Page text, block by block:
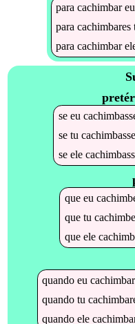
paracachimbareu
paracachimbares
paracachimbar
se eu
se tu
se ele
que eu
que tu
que ele
quandoeucachimbar
quandotu
quandoele